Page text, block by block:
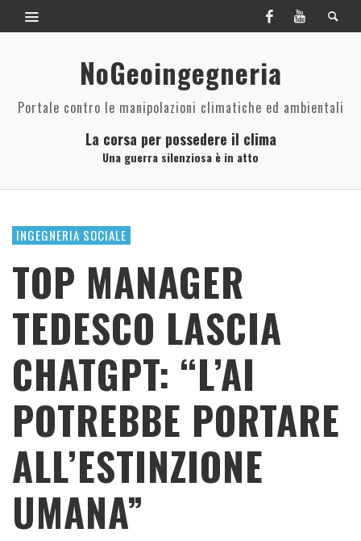
NoGeoingegneria
Portale contro le manipolazioni climatiche ed ambientali
La corsa per possedere il clima
Una guerra silenziosa è in atto
INGEGNERIA SOCIALE
TOP MANAGER
TEDESCO LASCIA
CHATGPT: “L’AI
POTREBBE PORTARE
ALL’ESTINZIONE
UMANA”